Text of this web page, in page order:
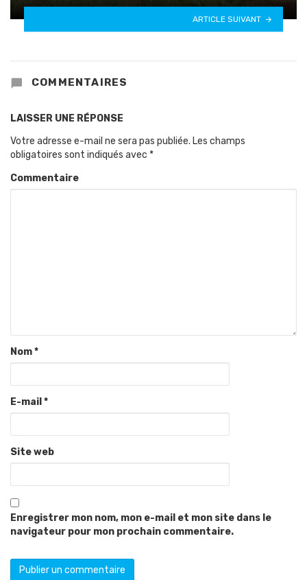
ARTICLE SUIVANT
COMMENTAIRES
LAISSER UNE RÉPONSE
Votre adresse e-mail ne sera pas publiée. Les champs
obligatoires sont indiqués avec *
Commentaire
Nom*
E-mail *
Site web
Enregistrer mon nom, mon e-mail et mon site dans le
navigateur pour mon prochain commentaire.